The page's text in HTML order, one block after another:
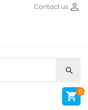

Contact us

 0